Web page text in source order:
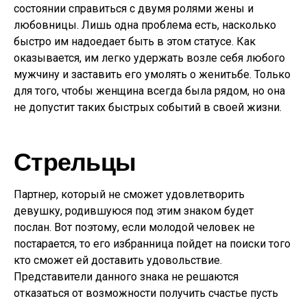
состоянии справиться с двумя ролями жены и
любовницы. Лишь одна проблема есть, насколько
быстро им надоедает быть в этом статусе. Как
оказывается, им легко удержать возле себя любого
мужчину и заставить его умолять о женитьбе. Только
для того, чтобы женщина всегда была рядом, но она
не допустит таких быстрых событий в своей жизни.
Стрельцы
Партнер, который не сможет удовлетворить
девушку, родившуюся под этим знаком будет
послан. Вот поэтому, если молодой человек не
постарается, то его избранница пойдет на поиски того
кто сможет ей доставить удовольствие.
Представители данного знака не решаются
отказаться от возможности получить счастье пусть